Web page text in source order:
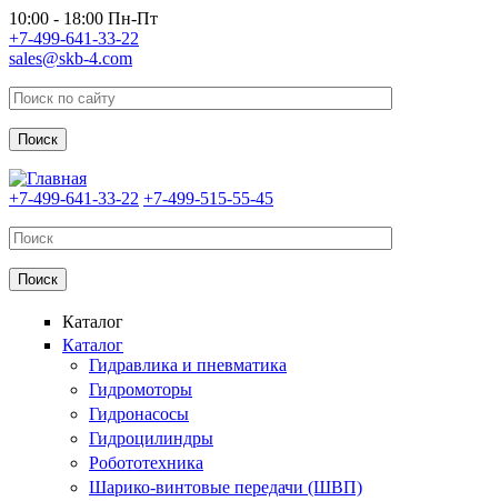
Перейти к основному содержанию
10:00 - 18:00 Пн-Пт
+7-499-641-33-22
sales@skb-4.com
+7-499-641-33-22 +7-499-515-55-45
Каталог
Каталог
Гидравлика и пневматика
Гидромоторы
Гидронасосы
Гидроцилиндры
Робототехника
Шарико-винтовые передачи (ШВП)